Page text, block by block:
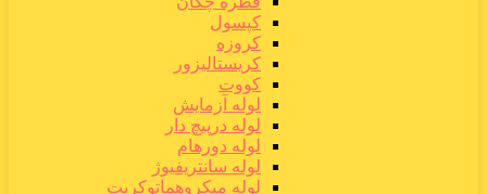
کپسول
کروزه
کریستالیزور
کووت
لوله آزمایش
لوله درپیچ دار
لوله دورهام
لوله سانتریفیوژ
لوله میکروهماتوکریت